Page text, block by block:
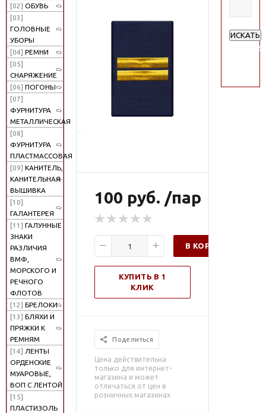
[02] ОБУВЬ
[03]
ГОЛОВНЫЕ
УБОРЫ
[04] РЕМНИ
[05]
СНАРЯЖЕНИЕ
[06] ПОГОНЫ
[07]
ФУРНИТУРА
МЕТАЛЛИЧЕСКАЯ
[08]
ФУРНИТУРА
ПЛАСТМАССОВАЯ
[09] КАНИТЕЛЬ,
КАНИТЕЛЬНАЯ
ВЫШИВКА
[10]
ГАЛАНТЕРЕЯ
[11] ГАЛУННЫЕ
ЗНАКИ
РАЗЛИЧИЯ
ВМФ,
МОРСКОГО И
РЕЧНОГО
ФЛОТОВ
[12] БРЕЛОКИ
[13] БЛЯХИ И
ПРЯЖКИ К
РЕМНЯМ
[14] ЛЕНТЫ
ОРДЕНСКИЕ
МУАРОВЫЕ,
ВОП С ЛЕНТОЙ
[15]
ПЛАСТИЗОЛЬ
100 руб. /пар
В КОРЗИНУ
КУПИТЬ В 1
КЛИК
Поделиться
Цена действительна
только для интернет-
магазина и может
отличаться от цен в
розничных магазинах
ИСКАТЬ